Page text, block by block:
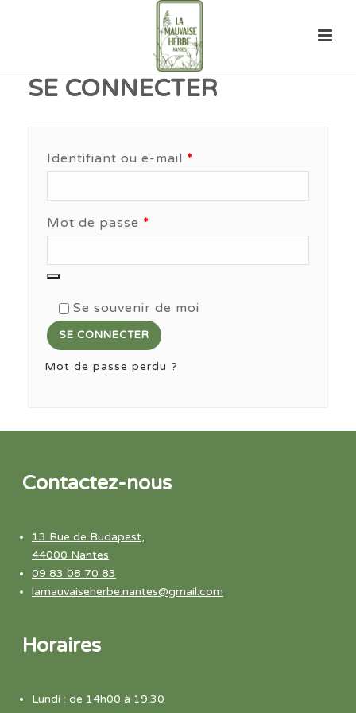
SE CONNECTER
Identifiant ou e-mail *
Mot de passe *
Se souvenir de moi
SE CONNECTER
Mot de passe perdu ?
Contactez-nous
13 Rue de Budapest,
44000 Nantes
09 83 08 70 83
lamauvaiseherbe.nantes@gmail.com
Horaires
Lundi : de 14h00 à 19:30